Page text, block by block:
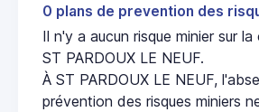
0 plans de prevention des
Il n'y a aucun risque minier sur
ST PARDOUX LE NEUF.
À ST PARDOUX LE NEUF,
prévention des risques miniers